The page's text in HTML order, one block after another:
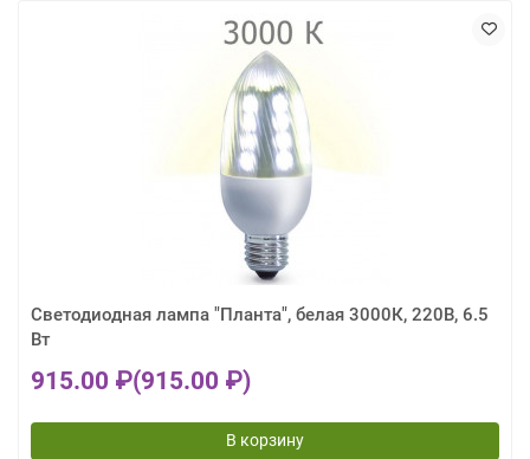
Светодиодная лампа "Планта", белая 3000К, 220В, 6.5
Вт
915.00 ₽(915.00 ₽)
В корзину